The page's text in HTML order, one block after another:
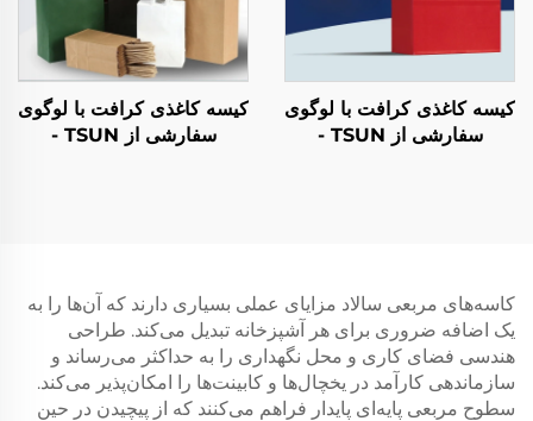
کیسه کاغذی کرافت با لوگوی
سفارشی از TSUN -
کیسه کاغذی کرافت با لوگوی
سفارشی از TSUN -
کاسه‌های مربعی سالاد مزایای عملی بسیاری دارند که آن‌ها را به
یک اضافه ضروری برای هر آشپزخانه تبدیل می‌کند. طراحی
هندسی فضای کاری و محل نگهداری را به حداکثر می‌رساند و
سازماندهی کارآمد در یخچال‌ها و کابینت‌ها را امکان‌پذیر می‌کند.
سطوح مربعی پایه‌ای پایدار فراهم می‌کنند که از پیچیدن در حین